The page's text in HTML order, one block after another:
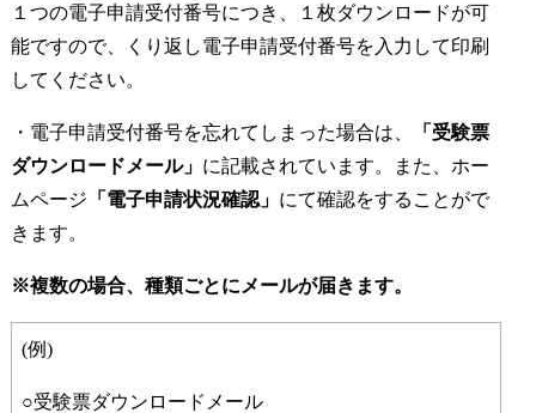
１つの電子申請受付番号につき、１枚ダウンロードが可
能ですので、くり返し電子申請受付番号を入力して印刷
してください。
・電子申請受付番号を忘れてしまった場合は、
「受験票
ダウンロードメール」 に記載されています。また、ホー
ムページ 「電子申請状況確認」 にて確認をすることがで
きます。
※複数の場合、種類ごとにメールが届きます。
(例)
○受験票ダウンロードメール